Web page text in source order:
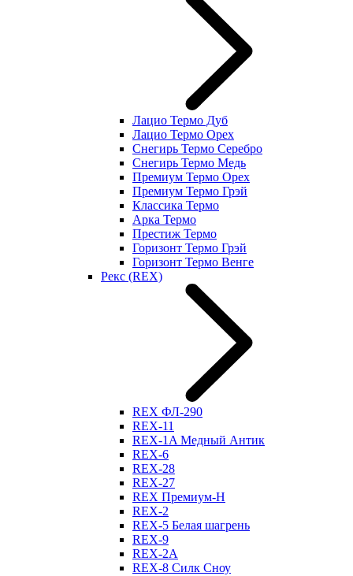
Лацио Термо Дуб
Лацио Термо Орех
Снегирь Термо Серебро
Снегирь Термо Медь
Премиум Термо Орех
Премиум Термо Грэй
Классика Термо
Арка Термо
Престиж Термо
Горизонт Термо Грэй
Горизонт Термо Венге
Рекс (REX)
REX ФЛ-290
REX-11
REX-1A Медный Антик
REX-6
REX-28
REX-27
REX Премиум-Н
REX-2
REX-5 Белая шагрень
REX-9
REX-2А
REX-8 Силк Сноу